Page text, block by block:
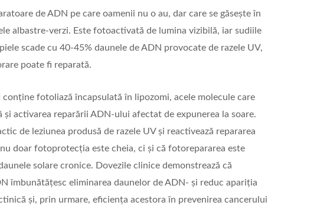
de ADN pe care oamenii nu o au, dar care se găsește în
albastre-verzi. Este fotoactivată de lumina vizibilă, iar sudiile
scade cu 40-45% daunele de ADN provocate de razele UV,
poate fi reparată.
fotoliază încapsulată în lipozomi, acele molecule care
și activarea reparării ADN-ului afectat de expunerea la soare.
de leziunea produsă de razele UV și reactivează repararea
doar fotoprotecția este cheia, ci și că fotorepararea este
solare cronice. Dovezile clinice demonstrează că
îmbunătățesc eliminarea daunelor de ADN- și reduc apariția
și, prin urmare, eficiența acestora în prevenirea cancerului